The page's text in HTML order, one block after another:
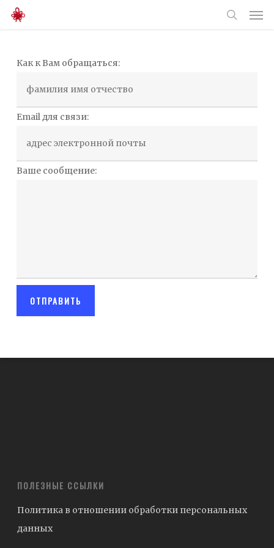
Skip
contentКак к Вам обращаться:
Email для связи:
Ваше сообщение:
ПОЛЕЗНЫЕ ССЫЛКИ
Политика в отношении обработки персональных
данных